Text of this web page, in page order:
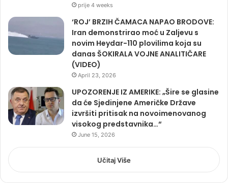
prije 4 weeks
‘ROJ’ BRZIH ČAMACA NAPAO BRODOVE:
Iran demonstrirao moć u Zaljevu s
novim Heydar-110 plovilima koja su
danas ŠOKIRALA VOJNE ANALITIČARE
(VIDEO)
April 23, 2026
UPOZORENJE IZ AMERIKE: „Šire se glasine
da će Sjedinjene Američke Države
izvršiti pritisak na novoimenovanog
visokog predstavnika…“
June 15, 2026
Učitaj Više